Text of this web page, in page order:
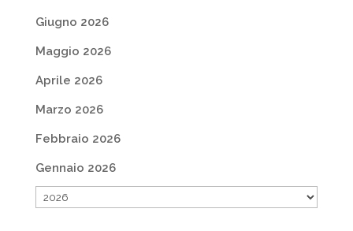
Giugno 2026
Maggio 2026
Aprile 2026
Marzo 2026
Febbraio 2026
Gennaio 2026